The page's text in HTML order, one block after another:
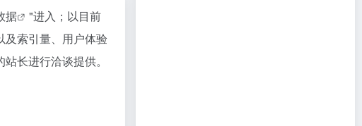
据
"进入；以目前
及索引量、用户体验
长进行洽谈提供。